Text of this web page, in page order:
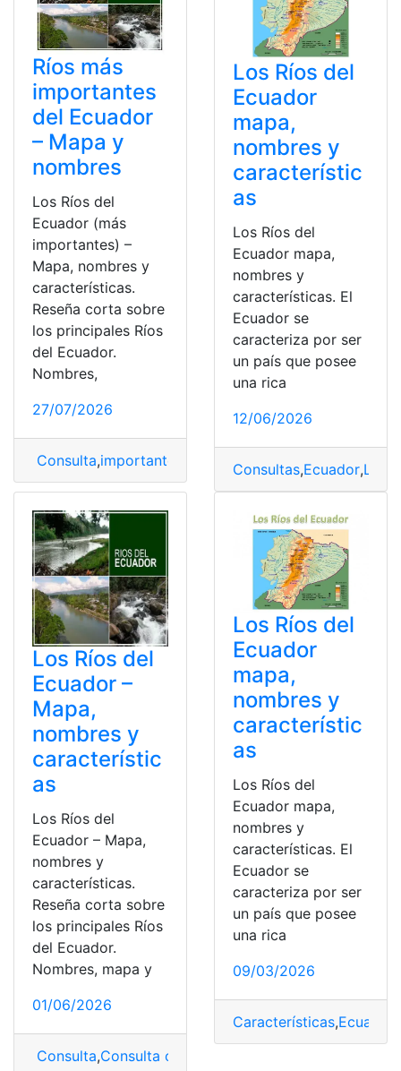
Ríos más
importantes
del Ecuador
– Mapa y
nombres
Los Ríos del
Ecuador (más
importantes) –
Mapa, nombres y
características.
Reseña corta sobre
los principales Ríos
del Ecuador.
Nombres,
27/07/2026
Consulta,importantes nombres Ríos
Los Ríos del
Ecuador
mapa,
nombres y
característic
as
Los Ríos del
Ecuador mapa,
nombres y
características. El
Ecuador se
caracteriza por ser
un país que posee
una rica
12/06/2026
Consultas,Ecuador,Los
Los Ríos del
Ecuador –
Mapa,
nombres y
característic
as
Los Ríos del
Ecuador – Mapa,
nombres y
características.
Reseña corta sobre
los principales Ríos
del Ecuador.
Nombres, mapa y
01/06/2026
Consulta,Consulta online
Los Ríos del
Ecuador
mapa,
nombres y
característic
as
Los Ríos del
Ecuador mapa,
nombres y
características. El
Ecuador se
caracteriza por ser
un país que posee
una rica
09/03/2026
Características,Ecuador